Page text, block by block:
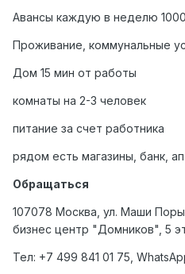
Авансы каждую в неделю
Проживание, коммунальные
Дом 15 мин от работы
комнаты на 2-3 человек
питание за счет работника
рядом есть магазины, банк,
Обращаться
107078 Москва, ул. Маши
бизнес центр "Домников", 5
Тел: +7 499 841 01 75,